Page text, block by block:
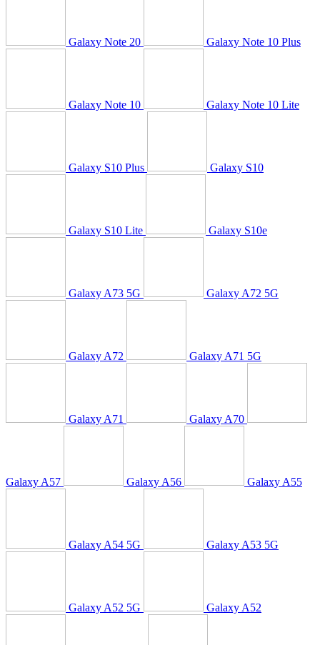
Galaxy Note 20 Galaxy Note 10 Plus
Galaxy Note 10 Galaxy Note 10 Lite
Galaxy S10 Plus Galaxy S10
Galaxy S10 Lite Galaxy S10e
Galaxy A73 5G Galaxy A72 5G
Galaxy A72 Galaxy A71 5G
Galaxy A71 Galaxy A70
Galaxy A57 Galaxy A56 Galaxy A55
Galaxy A54 5G Galaxy A53 5G
Galaxy A52 5G Galaxy A52